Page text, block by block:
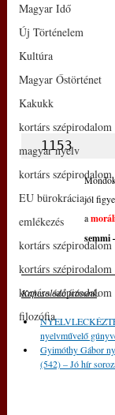
Magyar Idő
Új Történelem
Kultúra
Magyar Őstörténet
Kakukk
kortárs szépirodalom
magyar nyelv
kortárs szépirodalom
EU bürokrácia
emlékezés
kortárs szépirodalom
kortárs
kortárs szépirodalom
filozófia
1153
jól
a
semmi
Kapcsolódó írásunk:
nyelvművelő
Gyimóthy Gábor
(542) – Jó hír